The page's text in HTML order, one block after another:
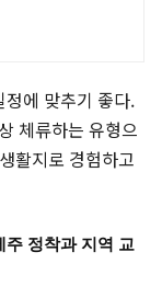
에 맞추기 좋다.
체류하는 유형으
활지로 경험하고
주 정착과 지역 교